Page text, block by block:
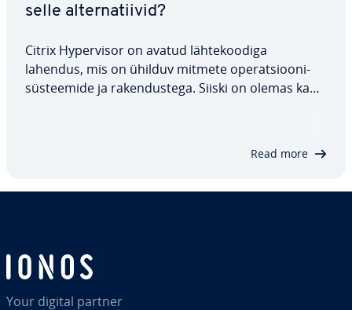
selle al­ter­na­tiivid?
Citrix Hy­per­vi­sor on avatud läh­te­koo­diga
lahendus, mis on ühilduv mitmete ope­rat­sioo­ni­
süs­teemide ja ra­ken­dus­tega. Siiski on olemas ka
Read more
Your digital partner